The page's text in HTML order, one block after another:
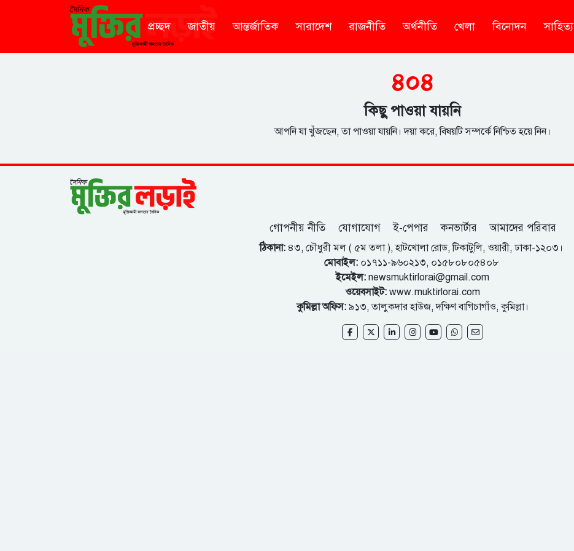
প্রচ্ছদ জাতীয় আন্তর্জাতিক সারাদেশ রাজনীতি অর্থনীতি খেলা বিনোদন সাহিত্য
৪০৪
কিছু পাওয়া যায়নি
আপনি যা খুঁজছেন, তা পাওয়া যায়নি। দয়া করে, বিষয়টি সম্পর্কে নিশ্চিত হয়ে নিন।
গোপনীয় নীতি যোগাযোগ ই-পেপার কনভার্টার আমাদের পরিবার
ঠিকানা: ৪৩, চৌধুরী মল ( ৫ম তলা ), হাটখোলা রোড, টিকাটুলি, ওয়ারী, ঢাকা-১২০৩।
মোবাইল:০১৭১১-৯৬০২১৩, ০১৫৮০৮০৫৪০৮
ইমেইল: newsmuktirlorai@gmail.com
ওয়েবসাইট: www.muktirlorai.com
কুমিল্লা অফিস: ৯১৩, তালুকদার হাউজ, দক্ষিণ বাগিচাগাঁও, কুমিল্লা।